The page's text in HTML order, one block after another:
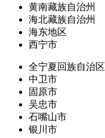
黄南藏族自治州
海北藏族自治州
海东地区
西宁市
全宁夏回族自治区
中卫市
固原市
吴忠市
石嘴山市
银川市